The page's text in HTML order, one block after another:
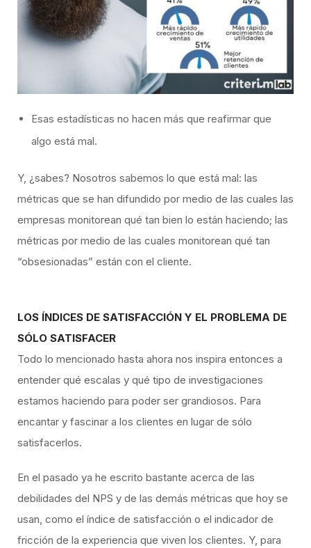
Esas estadísticas no hacen más que reafirmar que
algo está mal.
Y, ¿sabes? Nosotros sabemos lo que está mal: las
métricas que se han difundido por medio de las cuales las
empresas monitorean qué tan bien lo están haciendo; las
métricas por medio de las cuales monitorean qué tan
“obsesionadas” están con el cliente.
LOS ÍNDICES DE SATISFACCIÓN Y EL PROBLEMA DE
SÓLO SATISFACER
Todo lo mencionado hasta ahora nos inspira entonces a
entender qué escalas y qué tipo de investigaciones
estamos haciendo para poder ser grandiosos. Para
encantar y fascinar a los clientes en lugar de sólo
satisfacerlos.
En el pasado ya he escrito bastante acerca de las
debilidades del NPS y de las demás métricas que hoy se
usan, como el índice de satisfacción o el indicador de
fricción de la experiencia que viven los clientes. Y, para